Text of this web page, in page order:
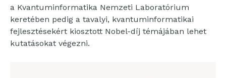
a Kvantuminformatika Nemzeti Laboratórium
keretében pedig a tavalyi, kvantuminformatikai
fejlesztésekért kiosztott Nobel-díj témájában lehet
kutatásokat végezni.